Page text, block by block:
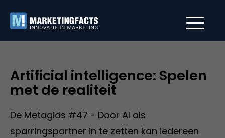
Artificial intelligence: Spelen
met de realiteit
De Metagids #47 - Door AI als
sparringspartner in te zetten kan iedereen